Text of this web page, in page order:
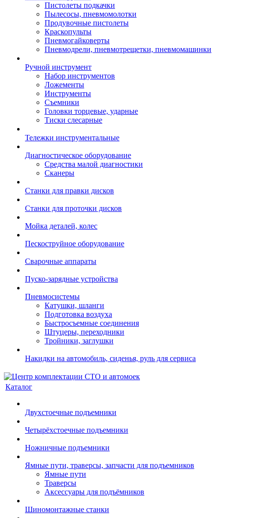
Пистолеты подкачки
Пылесосы, пневмомолотки
Продувочные пистолеты
Краскопульты
Пневмогайковерты
Пневмодрели, пневмотрещетки, пневмомашинки
Ручной инструмент
Набор инструментов
Ложементы
Инструменты
Съемники
Головки торцевые, ударные
Тиски слесарные
Тележки инструментальные
Диагностическое оборудование
Средства малой диагностики
Сканеры
Станки для правки дисков
Станки для проточки дисков
Мойка деталей, колес
Пескоструйное оборудование
Сварочные аппараты
Пуско-зарядные устройства
Пневмосистемы
Катушки, шланги
Подготовка воздуха
Быстросъемные соединения
Штуцеры, переходники
Тройники, заглушки
Накидки на автомобиль, сиденья, руль для сервиса
Каталог
Двухстоечные подъемники
Четырёхстоечные подъемники
Ножничные подъемники
Ямные пути, траверсы, запчасти для подъемников
Ямные пути
Траверсы
Аксессуары для подъёмников
Шиномонтажные станки